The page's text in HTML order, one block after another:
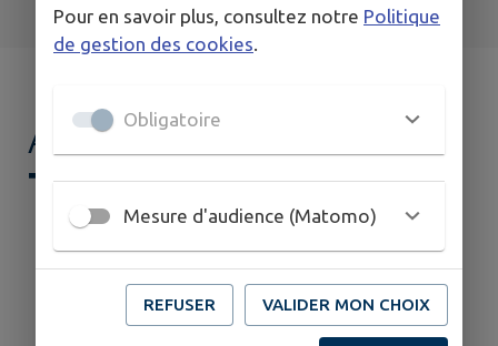
AGENDA DE
TERRITOIRE
Pour en savoir plus, consultez notre Politique
de gestion des cookies
Obligatoire
Mesure d'audience (Matomo)
REFUSER VALIDER MON CHOIX